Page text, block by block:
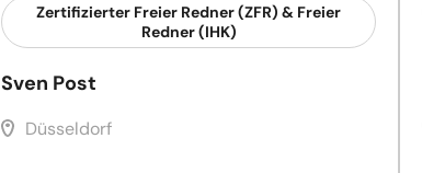
Zertifizierter Freier Redner (ZFR) & Freier
Redner (IHK)
Sven Post
Düsseldorf